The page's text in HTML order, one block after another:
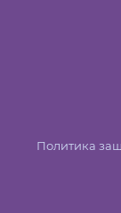
Политика